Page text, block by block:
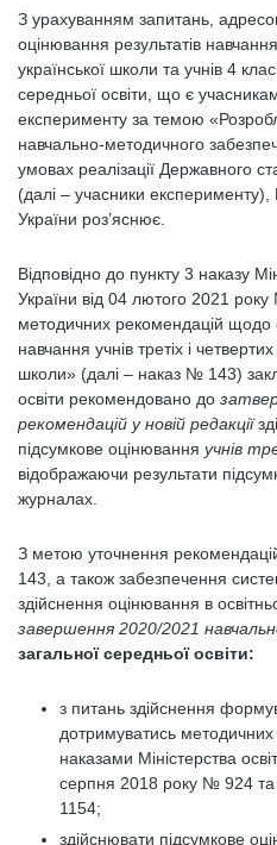
З урахуванням запитань,
оцінювання результатів
української школи та учнів 4
середньої освіти, що є
експерименту за темою
навчально-методичного
умовах реалізації Державного
(далі – учасники експерименту),
України роз’яснює.
Відповідно до пункту 3 наказу
України від 04 лютого 2021
методичних рекомендацій щодо
навчання учнів третіх і
школи» (далі – наказ № 143)
освіти рекомендовано до
рекомендацій у новій редакції
підсумкове оцінювання учнів
відображаючи результати
журналах.
З метою уточнення
143, а також забезпечення
здійснення оцінювання в
завершення 2020/2021
загальної середньої освіти:
з питань здійснення
дотримуватись
наказами Міністерства
серпня 2018 року № 924
1154;
здійснювати підсумкове